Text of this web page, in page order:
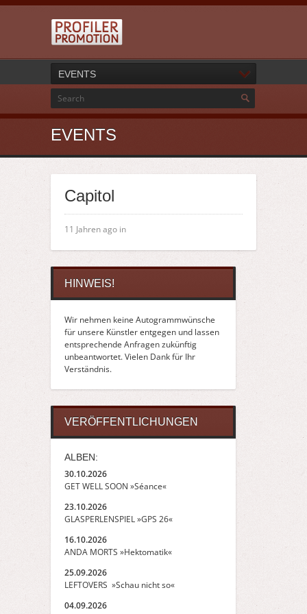
EVENTS
EVENTS
Capitol
11 Jahren ago in
HINWEIS!
Wir nehmen keine Autogrammwünsche
für unsere Künstler entgegen und lassen
entsprechende Anfragen zukünftig
unbeantwortet. Vielen Dank für Ihr
Verständnis.
VERÖFFENTLICHUNGEN
ALBEN:
30.10.2026
GET WELL SOON »Séance«
23.10.2026
GLASPERLENSPIEL »GPS 26«
16.10.2026
ANDA MORTS »Hektomatik«
25.09.2026
LEFTOVERS »Schau nicht so«
04.09.2026